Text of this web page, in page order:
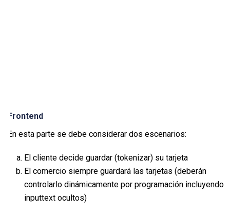
Frontend
En esta parte se debe considerar dos escenarios:
El cliente decide guardar (tokenizar) su tarjeta
El comercio siempre guardará las tarjetas (deberán
controlarlo dinámicamente por programación incluyendo
inputtext ocultos)